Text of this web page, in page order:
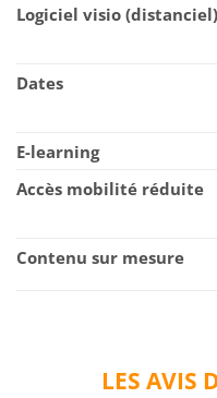
LES AVIS
Logiciel visio (distanciel)
Dates
E-learning
Accès mobilité réduite
Contenu sur mesure